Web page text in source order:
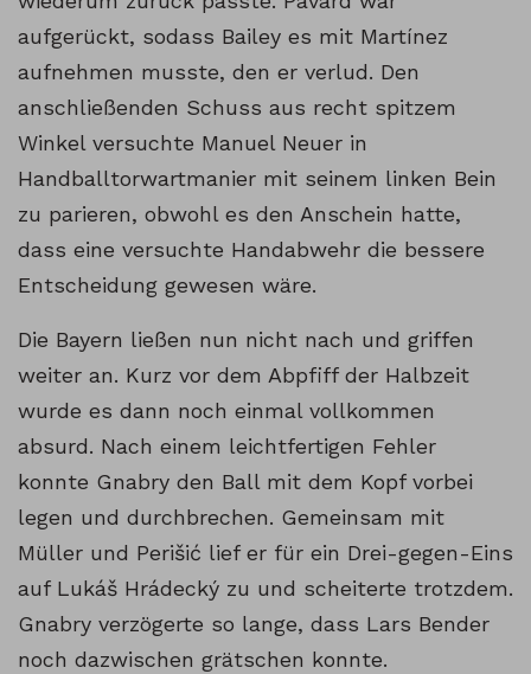
aufgerückt, sodass Bailey es mit Martínez
aufnehmen musste, den er verlud. Den
anschließenden Schuss aus recht spitzem
Winkel versuchte Manuel Neuer in
Handballtorwartmanier mit seinem linken Bein
zu parieren, obwohl es den Anschein hatte,
dass eine versuchte Handabwehr die bessere
Entscheidung gewesen wäre.
Die Bayern ließen nun nicht nach und griffen
weiter an. Kurz vor dem Abpfiff der Halbzeit
wurde es dann noch einmal vollkommen
absurd. Nach einem leichtfertigen Fehler
konnte Gnabry den Ball mit dem Kopf vorbei
legen und durchbrechen. Gemeinsam mit
Müller und Perišić lief er für ein Drei-gegen-Eins
auf Lukáš Hrádecký zu und scheiterte trotzdem.
Gnabry verzögerte so lange, dass Lars Bender
noch dazwischen grätschen konnte.